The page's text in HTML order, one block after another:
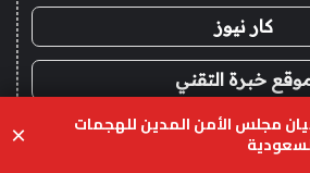
كار نيوز
خبرة التقني
أناقة أنثى
مجلس الأمن المدين للهجمات ×